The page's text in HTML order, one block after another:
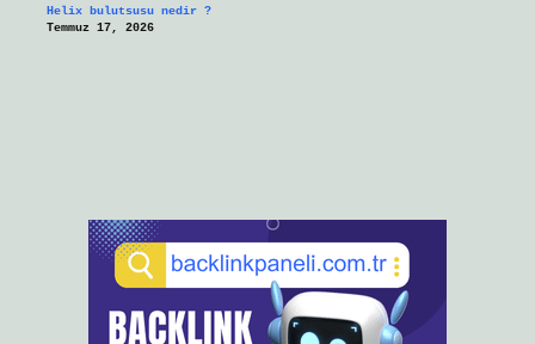
Helix bulutsusu nedir ?
Temmuz 17, 2026